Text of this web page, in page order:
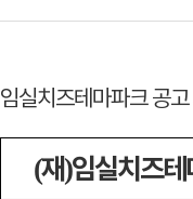
임실치즈테마파크 공고
(재)임실치즈테